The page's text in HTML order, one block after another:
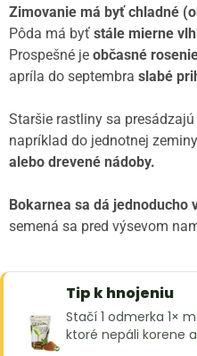
Zimovanie má byť chladné
Pôda má byť stále mierne
Prospešné je občasné
apríla do septembra slabé
Staršie rastliny sa
napríklad do jednotnej
alebo drevené nádoby.
Bokarnea sa dá jednoducho
semená sa pred výsevom
Tip k hnojeniu
Stačí 1 odmerka 1×
ktoré nepáli korene